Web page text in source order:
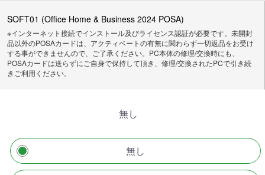
SOFT01 (Office Home & Business 2024 POSA)
※インターネット接続でインストール及びライセンス認証が必要です。未開封
品以外のPOSAカードは、アクティベートの有無に関わらず一切返品をお受け
する事ができませんので、ご了承ください。PC本体の修理/交換時にも、
POSAカードは送らずにご自身で保持して頂き、修理/交換されたPCで引き続
きご利用ください。
無し
無し